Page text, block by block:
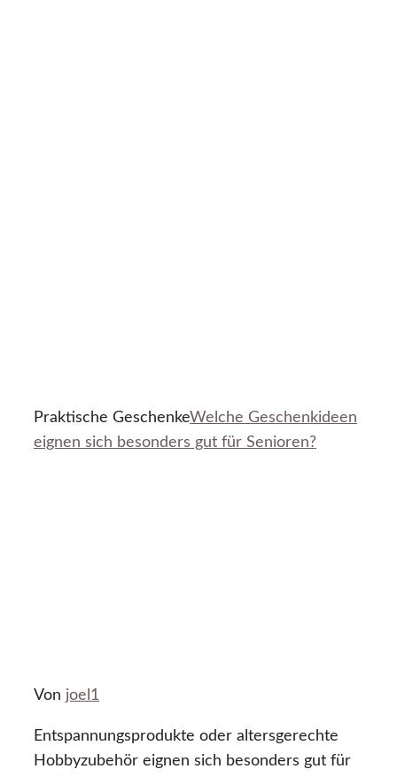
Praktische GeschenkeWelche Geschenkideen
eignen sich besonders gut für Senioren?
Von joel1
Entspannungsprodukte oder altersgerechte
Hobbyzubehör eignen sich besonders gut für